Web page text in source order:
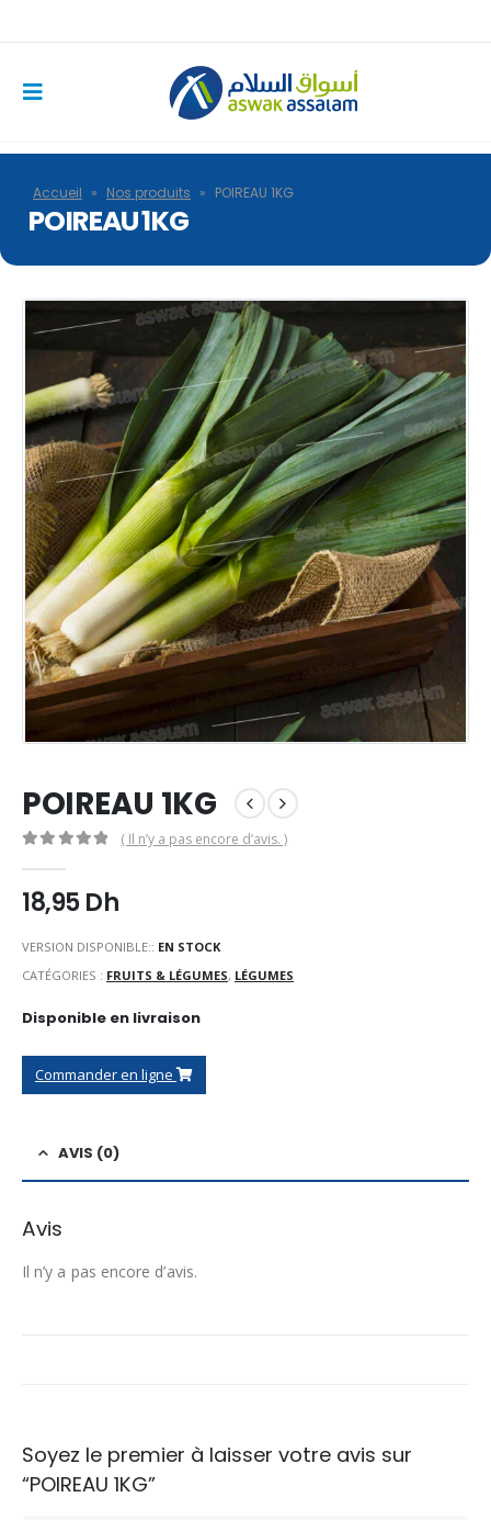
Accueil » Nos produits » POIREAU 1KG
POIREAU 1KG
POIREAU 1KG
( Il n’y a pas encore d’avis. )
18,95Dh
VERSION DISPONIBLE:: EN STOCK
CATÉGORIES : FRUITS & LÉGUMES, LÉGUMES
Disponible en livraison
Commander en ligne
AVIS (0)
Avis
Il n’y a pas encore d’avis.
Soyez le premier à laisser votre avis sur
“POIREAU 1KG”